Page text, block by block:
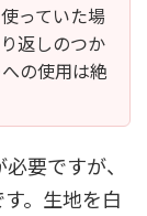
っていた場
返しのつか
の使用は絶
要ですが、
。生地を白